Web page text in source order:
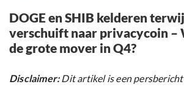
DOGE en SHIB kelderen
verschuift naar privacycoin –
de grote mover in Q4?
Disclaimer:Dit artikel is een